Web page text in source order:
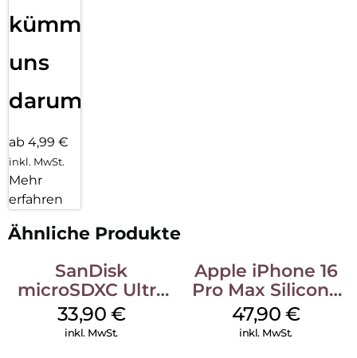
kümmern
uns
darum!
ab 4,99 €
inkl. MwSt.
Mehr
erfahren
Ähnliche Produkte
SanDisk
microSDXC Ultra
128 GB + Adapter
Mobile
33,90 €
inkl. MwSt.
Apple iPhone 16
Pro Max Silicone
Case MagSafe
Black
47,90 €
inkl. MwSt.